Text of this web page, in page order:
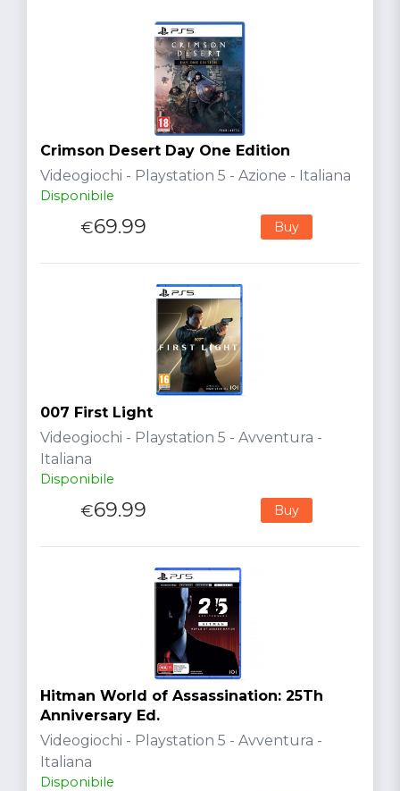
Crimson Desert Day One Edition
Videogiochi - Playstation 5 - Azione - Italiana
Disponibile
€69.99 Buy
007 First Light
Videogiochi - Playstation 5 - Avventura -
Italiana
Disponibile
€69.99 Buy
Hitman World of Assassination: 25Th
Anniversary Ed.
Videogiochi - Playstation 5 - Avventura -
Italiana
Disponibile